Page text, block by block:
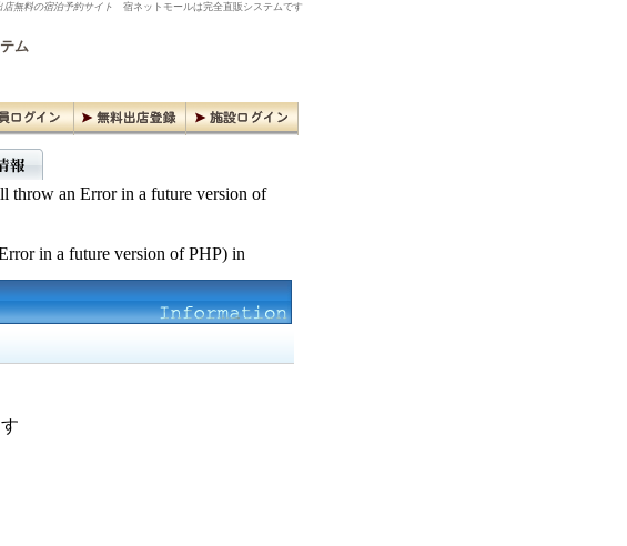
店無料の宿泊予約サイト 宿ネットモールは完全直販システムです
ム
throw an Error in a future version of
in a future version of PHP) in